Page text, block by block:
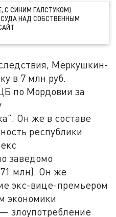
С СИНИМ ГАЛСТУКОМ)
НАД СОБСТВЕННЫМ
Меркушкин-
в 7 млн руб.
по Мордовии за
Он же в составе
республики
заведомо
млн). Он же
экс-вице-премьером
экономики
злоупотребление